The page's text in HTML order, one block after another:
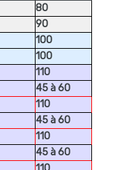
80
90
100
100
110
45 à 60
110
45 à 60
110
45 à 60